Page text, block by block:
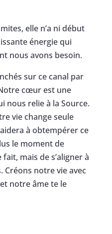
elle n’a ni début
énergie qui
nous avons besoin.
sur ce canal par
cœur est une
nous relie à la Source.
vie change seule
à obtempérer ce
le moment de
mais de s’aligner à
Créons notre vie avec
notre âme te le